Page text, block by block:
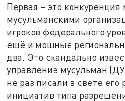
Первая – это
мусульманскими
игроков федерального
ещё и мощные
два. Это скандально
управление мусульман
не раз писали в свете его
инициатив типа